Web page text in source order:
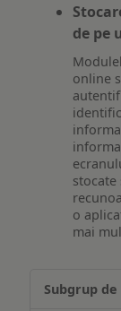
de pe
online
o
mai
și/sau